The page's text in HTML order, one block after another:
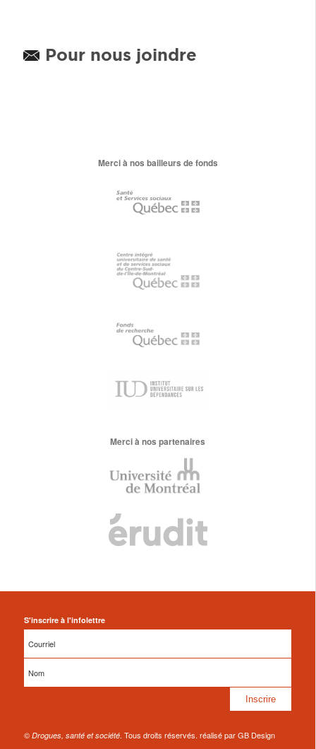
Pour nous joindre
Merci à nos bailleurs de fonds
Merci à nos partenaires
S'inscrire à l'infolettre
© Drogues, santé et société. Tous droits réservés. réalisé par GB Design